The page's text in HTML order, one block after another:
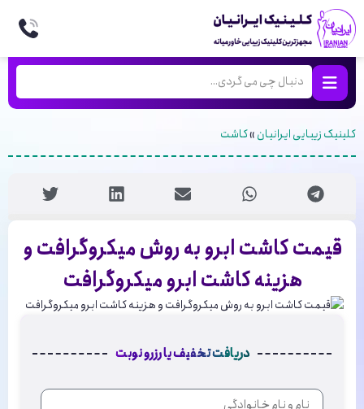
کلینیک زیبایی ایرانیان»کاشت
قیمت کاشت ابرو به روش میکروگرافت و
هزینه کاشت ابرو میکروگرافت
دریافت تخفیف یا رزرو نوبت